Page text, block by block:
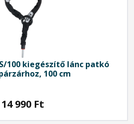
100 kiegészítő lánc patkó
100 cm
14 990 Ft